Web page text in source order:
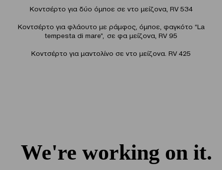
Κοντσέρτο για δύο όμποε σε ντο μείζονα, RV 534
Κοντσέρτο για φλάουτο με ράμφος, όμποε, φαγκότο “La
tempesta di mare”, σε φα μείζονα, RV 95
Κοντσέρτο για μαντολίνο σε ντο μείζονα. RV 425